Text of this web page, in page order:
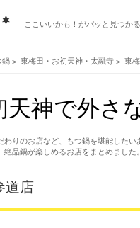
ここいいかも！がパッと見つか
鍋 東梅田・お初天神・太融寺 東
天神で外さ
りのお店など、もつ鍋を堪能した
品鍋が楽しめるお店をまとめました。
道店